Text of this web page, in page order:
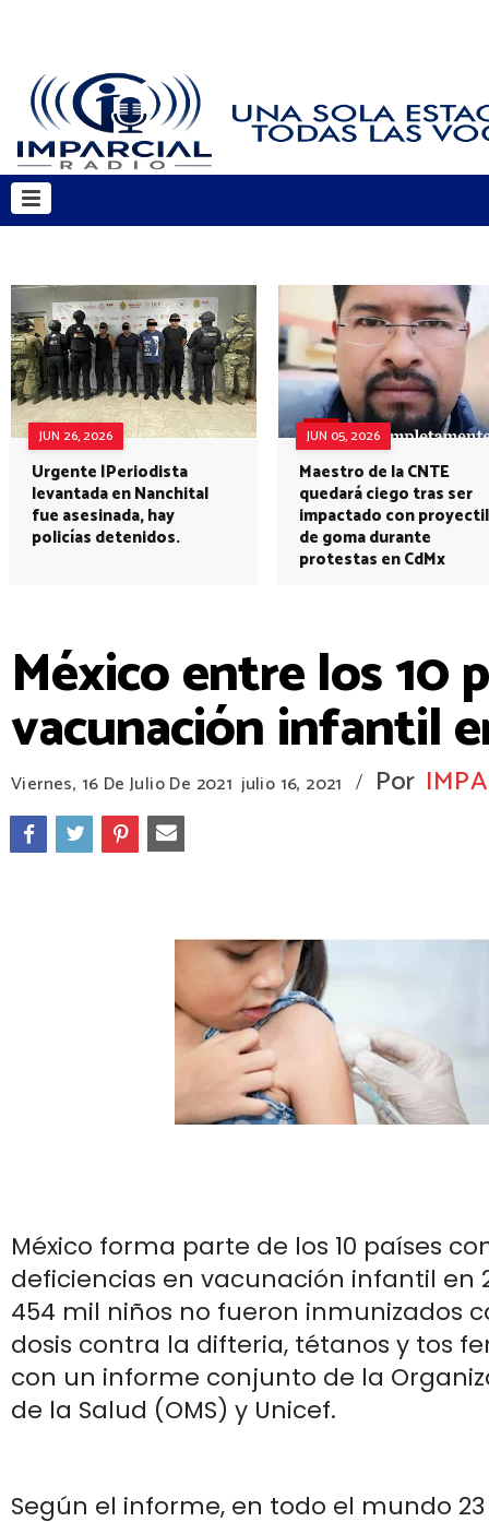
JUN 26, 2026
Urgente |Periodista
levantada en Nanchital
fue asesinada, hay
policías detenidos.
JUN 05, 2026
Maestro de la CNTE
quedará ciego tras ser
impactado con proyectil
de goma durante
protestas en CdMx
México entre los 10
vacunación infantil
Viernes, 16 De Julio De 2021 julio 16, 2021 / Por
México forma parte de los 10 países
deficiencias en vacunación infantil en
454 mil niños no fueron inmunizados
dosis contra la difteria, tétanos y tos
con un informe conjunto de la
de la Salud (OMS) y Unicef.
Según el informe, en todo el mundo